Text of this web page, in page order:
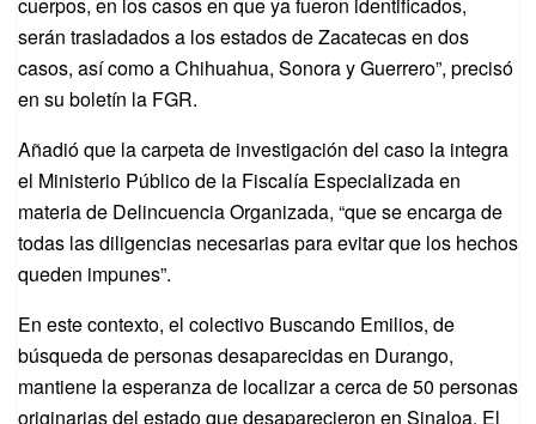
cuerpos, en los casos en que ya fueron identificados,
serán trasladados a los estados de Zacatecas en dos
casos, así como a Chihuahua, Sonora y Guerrero”, precisó
en su boletín la FGR.
Añadió que la carpeta de investigación del caso la integra
el Ministerio Público de la Fiscalía Especializada en
materia de Delincuencia Organizada, “que se encarga de
todas las diligencias necesarias para evitar que los hechos
queden impunes”.
En este contexto, el colectivo Buscando Emilios, de
búsqueda de personas desaparecidas en Durango,
mantiene la esperanza de localizar a cerca de 50 personas
originarias del estado que desaparecieron en Sinaloa. El